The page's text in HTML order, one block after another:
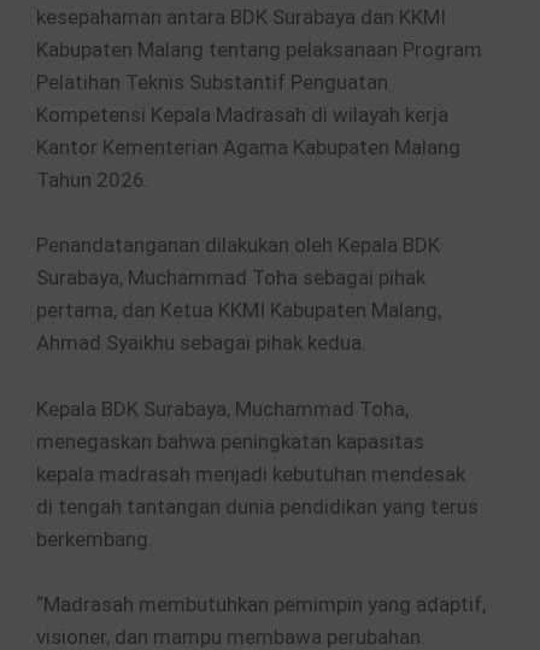
kesepahaman antara BDK Surabaya dan KKMI
Kabupaten Malang tentang pelaksanaan Program
Pelatihan Teknis Substantif Penguatan
Kompetensi Kepala Madrasah di wilayah kerja
Kantor Kementerian Agama Kabupaten Malang
Tahun 2026.
Penandatanganan dilakukan oleh Kepala BDK
Surabaya, Muchammad Toha sebagai pihak
pertama, dan Ketua KKMI Kabupaten Malang,
Ahmad Syaikhu sebagai pihak kedua.
Kepala BDK Surabaya, Muchammad Toha,
menegaskan bahwa peningkatan kapasitas
kepala madrasah menjadi kebutuhan mendesak
di tengah tantangan dunia pendidikan yang terus
berkembang.
“Madrasah membutuhkan pemimpin yang adaptif,
visioner, dan mampu membawa perubahan.